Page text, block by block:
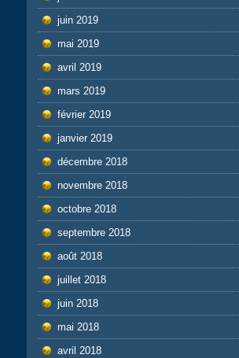
juin 2019
mai 2019
avril 2019
mars 2019
février 2019
janvier 2019
décembre 2018
novembre 2018
octobre 2018
septembre 2018
août 2018
juillet 2018
juin 2018
mai 2018
avril 2018